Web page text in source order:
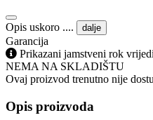
Opis uskoro .... dalje
Garancija
Prikazani jamstveni rok
NEMA NA SKLADIŠTU
Ovaj proizvod trenutno nije
Opis proizvoda